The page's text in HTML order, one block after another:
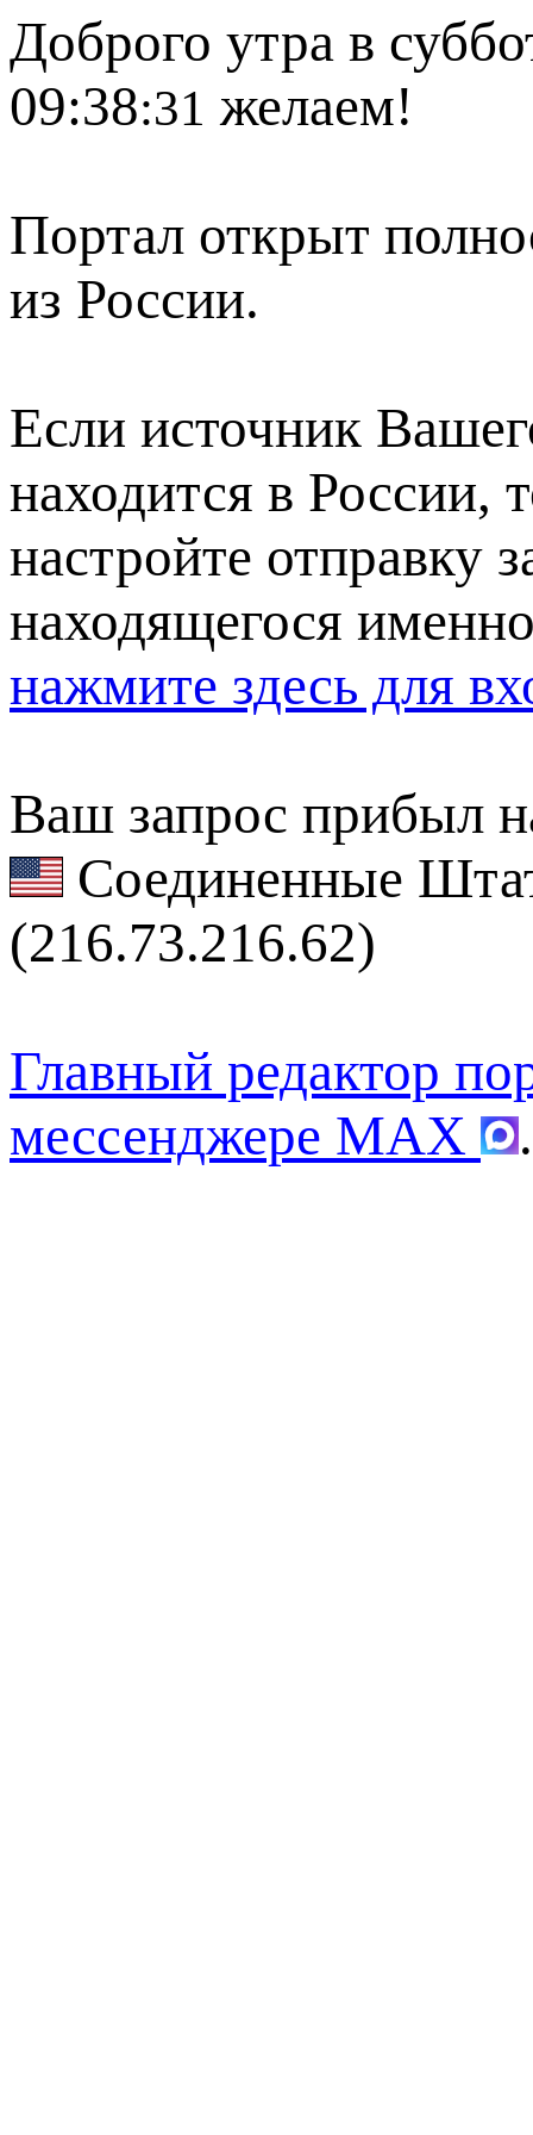
Доброго утра в
09:38:31 желаем!
Портал открыт
из России.
Если источник
находится в России,
настройте отправку
находящегося
нажмите здесь для
Ваш запрос прибыл
Соединенные
(216.73.216.62)
Главный редактор
мессенджере MAX
.